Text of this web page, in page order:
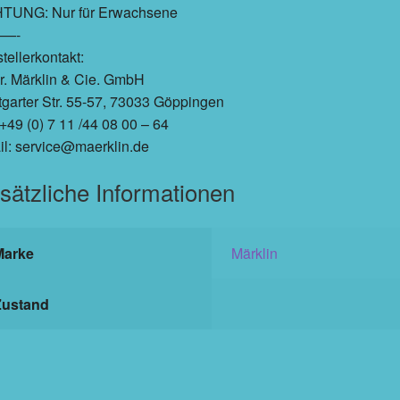
Nur für Erwachsene
Märklin & Cie. GmbH
Str. 55-57, 73033 Göppingen
(0) 7 11 /44 08 00 – 64
service@maerklin.de
Informationen
Märklin